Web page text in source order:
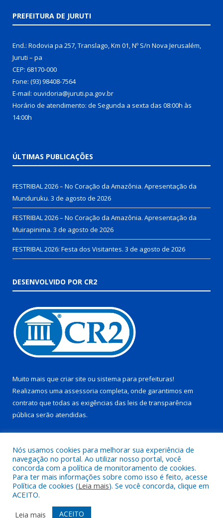
PREFEITURA DE JURUTI
End.: Rodovia pa 257, Translago, Km 01, Nº S/n Nova Jerusalém,
Juruti – pa
CEP: 68170-000
Fone: (93) 98408-7564
E-mail: ouvidoria@juruti.pa.gov.br
Horário de atendimento: de Segunda a sexta das 08:00h às
14:00h
ÚLTIMAS PUBLICAÇÕES
FESTRIBAL 2026 – No Coração da Amazônia. Apresentação da
Munduruku. 3 de agosto de 2026
FESTRIBAL 2026 – No Coração da Amazônia. Apresentação da
Muirapinima. 3 de agosto de 2026
FESTRIBAL 2026: Festa dos Visitantes. 3 de agosto de 2026
DESENVOLVIDO POR CR2
Muito mais que criar site ou sistema para prefeituras!
Realizamos uma assessoria completa, onde garantimos em
contrato que todas as exigências das leis de transparência
pública serão atendidas.
Todos os direitos reservados a Prefeitura Municipal de Juruti.
Mapa do Site
Acessar Área Administrativa
Nós usamos cookies para melhorar sua experiência de
navegação no portal. Ao utilizar nosso portal, você
concorda com a política de monitoramento de cookies.
Para ter mais informações sobre como isso é feito, acesse
Política de cookies (Leia mais). Se você concorda, clique em
ACEITO.
Leia mais
ACEITO